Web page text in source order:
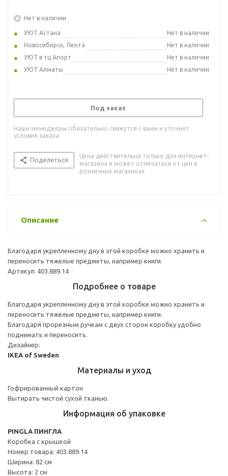
Нет в наличии
УЮТ Астана
Нет в наличии
Новосибирск, Лента
Нет в наличии
УЮТ в тц Апорт
Нет в наличии
УЮТ Алматы
Нет в наличии
Под заказ
Наши менеджеры обязательно свяжутся с вами и уточнят
условия заказа
Поделиться
Цена действительна только для интернет-
магазина и может отличаться от цен в
розничных магазинах
Описание
Благодаря укрепленному дну в этой коробке можно хранить и
переносить тяжелые предметы, например книги.
Артикул: 403.889.14
Подробнее о товаре
Благодаря укрепленному дну в этой коробке можно хранить и
переносить тяжелые предметы, например книги.
Благодаря прорезным ручкам с двух сторон коробку удобно
поднимать и переносить.
Дизайнер:
IKEA of Sweden
Материалы и уход
Гофрированный картон
Вытирать чистой сухой тканью.
Информация об упаковке
PINGLA ПИНГЛА
Коробка с крышкой
Номер товара: 403.889.14
Ширина: 82 см
Высота: 2 см